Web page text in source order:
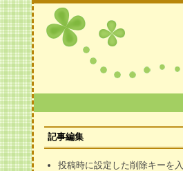
記事編集
投稿時に設定した削除キーを